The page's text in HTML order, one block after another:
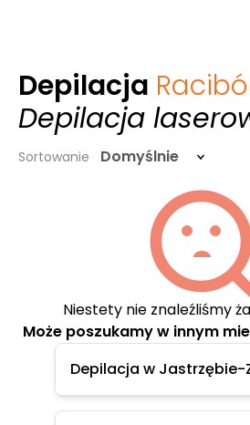
Depilacja
Depilacja
Sortowanie Domyślnie
Niestety nie znaleźliśmy
Może poszukamy w innym
Depilacja w Jastrzębie-